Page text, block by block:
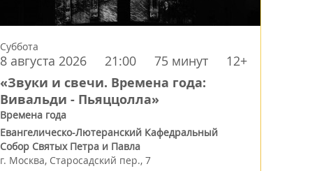
Суббота
8 августа 2026 21:00 75 минут 12+
«Звуки и свечи. Времена года:
Вивальди - Пьяццолла»
Времена года
Евангелическо-Лютеранский Кафедральный
Собор Святых Петра и Павла
г. Москва, Старосадский пер., 7